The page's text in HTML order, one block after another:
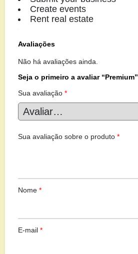
Create events
Rent real estate
Avaliações
Não há avaliações ainda.
Seja o primeiro a avaliar “Premium”
Sua avaliação *
Sua avaliação sobre o produto *
Nome *
E-mail *